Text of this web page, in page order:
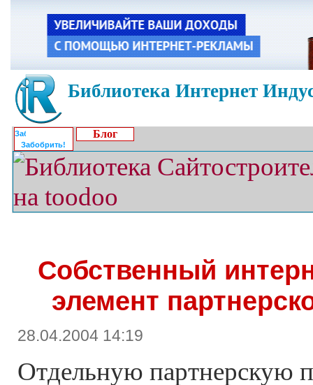
Библиотека Интернет
Забобрить!
Блог
Собственный
элемент
28.04.2004 14:19
Отдельную партнерскую